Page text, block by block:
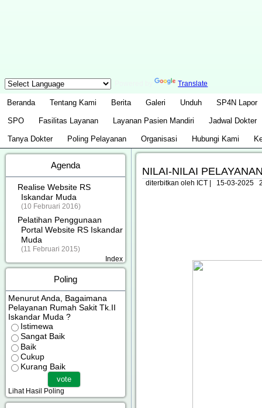
Powered by Translate
Beranda Tentang Kami Berita Galeri Unduh SP4N Lapor
SPO Fasilitas Layanan Layanan Pasien Mandiri Jadwal Dokter
Tanya Dokter Poling Pelayanan Organisasi Hubungi Kami
Agenda
Realise Website RS
Iskandar Muda
(10 Februari 2016)
Pelatihan Penggunaan
Portal Website RS Iskandar
Muda
(11 Februari 2015)
Index
Poling
Menurut Anda, Bagaimana
Pelayanan Rumah Sakit Tk.II
Iskandar Muda ?
Istimewa
Sangat Baik
Baik
Cukup
Kurang Baik
Lihat Hasil Poling
NILAI-NILAI
diterbitkan oleh ICT | 15-03-2025